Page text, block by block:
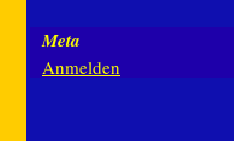
Meta
Anmelden